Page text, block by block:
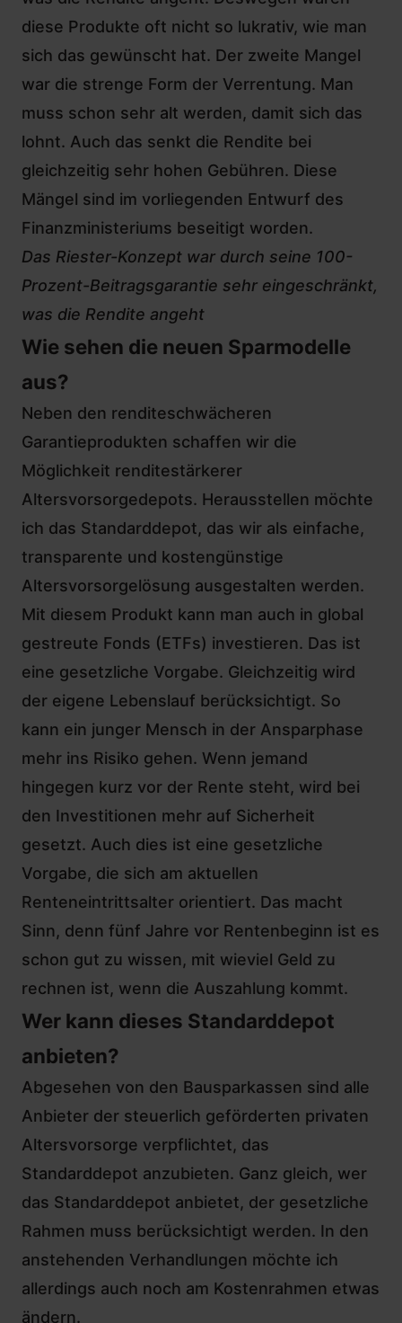
diese Produkte oft nicht so lukrativ, wie man
sich das gewünscht hat. Der zweite Mangel
war die strenge Form der Verrentung. Man
muss schon sehr alt werden, damit sich das
lohnt. Auch das senkt die Rendite bei
gleichzeitig sehr hohen Gebühren. Diese
Mängel sind im vorliegenden Entwurf des
Finanzministeriums beseitigt worden.
Das Riester-Konzept war durch seine 100-
Prozent-Beitragsgarantie sehr eingeschränkt,
was die Rendite angeht
Wie sehen die neuen Sparmodelle
aus?
Neben den renditeschwächeren
Garantieprodukten schaffen wir die
Möglichkeit renditestärkerer
Altersvorsorgedepots. Herausstellen möchte
ich das Standarddepot, das wir als einfache,
transparente und kostengünstige
Altersvorsorgelösung ausgestalten werden.
Mit diesem Produkt kann man auch in global
gestreute Fonds (ETFs) investieren. Das ist
eine gesetzliche Vorgabe. Gleichzeitig wird
der eigene Lebenslauf berücksichtigt. So
kann ein junger Mensch in der Ansparphase
mehr ins Risiko gehen. Wenn jemand
hingegen kurz vor der Rente steht, wird bei
den Investitionen mehr auf Sicherheit
gesetzt. Auch dies ist eine gesetzliche
Vorgabe, die sich am aktuellen
Renteneintrittsalter orientiert. Das macht
Sinn, denn fünf Jahre vor Rentenbeginn ist es
schon gut zu wissen, mit wieviel Geld zu
rechnen ist, wenn die Auszahlung kommt.
Wer kann dieses Standarddepot
anbieten?
Abgesehen von den Bausparkassen sind alle
Anbieter der steuerlich geförderten privaten
Altersvorsorge verpflichtet, das
Standarddepot anzubieten. Ganz gleich, wer
das Standarddepot anbietet, der gesetzliche
Rahmen muss berücksichtigt werden. In den
anstehenden Verhandlungen möchte ich
allerdings auch noch am Kostenrahmen etwas
ändern.